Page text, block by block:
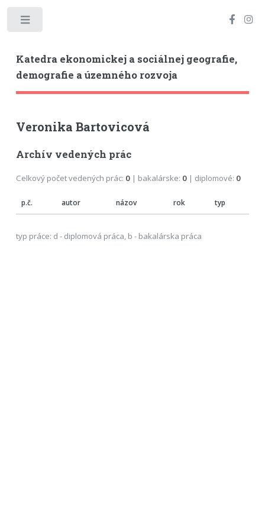
Katedra ekonomickej a sociálnej geografie,
demografie a územného rozvoja
Veronika Bartovicová
Archív vedených prác
Celkový počet vedených prác: 0| bakalárske: 0| diplomové: 0
p.č. autor názov rok typ
typ práce: d - diplomová práca, b - bakalárska práca